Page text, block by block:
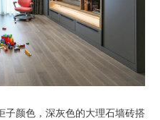
子颜色，深灰色的大理石墙砖搭